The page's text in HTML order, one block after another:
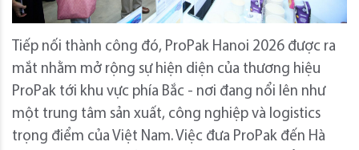
Tiếp nối thành công đó, ProPak Hanoi 2026 được ra
mắt nhằm mở rộng sự hiện diện của thương hiệu
ProPak tới khu vực phía Bắc - nơi đang nổi lên như
một trung tâm sản xuất, công nghiệp và logistics
trọng điểm của Việt Nam. Việc đưa ProPak đến Hà